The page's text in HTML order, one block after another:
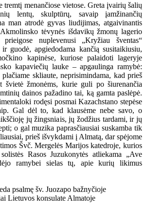
menančiose vietose. Greta įvairių šalių
lentų, skulptūrų, savaip įamžinančių
man atrodė gyvas liudijimas, atgaivinantis
tėvynės išdavikų žmonų lagerio
nuplevenusi „Kryžiau šventas“
guodė, apgiedodama kančią susitaikiusiu,
kapinėse, kuriose palaidoti lageryje
kapaviečių lauke – apgaulinga ramybė:
skliaute, neprisimindama, kad prieš
švietė žmonėms, kurie guli po šiurenančia
dainos pažadino tai, ką gamta paslėpė.
rodęsi posmai Kazachstano stepėse
Gal dėl to, kad klausėme nebe savo, o
jų žingsniais, jų žodžius tardami, ir jų
o gal muzika paprasčiausiai suskamba tik
prieš išvykdami į Almatą, dar spėjome
Švč. Mergelės Marijos katedroje, kurios
Rasos Juzukonytės atliekama „Ave
ramybei sielas tų, apie kurių likimus